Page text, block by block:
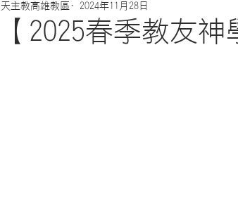
募款相關
【2025春季教友神
天主教高雄教區 2024年11月28日